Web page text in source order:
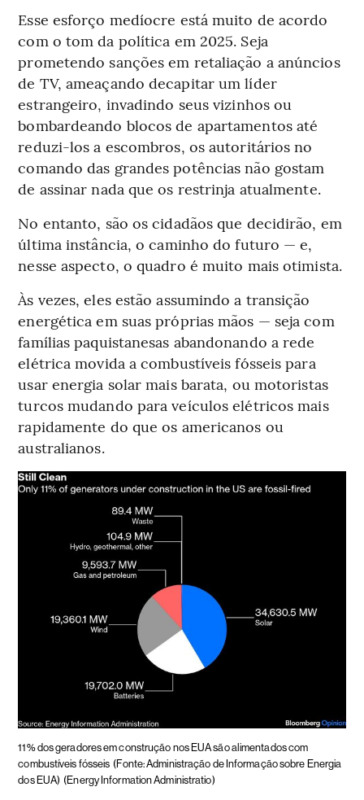
Esse esforço medíocre está muito de acordo
com o tom da política em 2025. Seja
prometendo sanções em retaliação a anúncios
de TV, ameaçando decapitar um líder
estrangeiro, invadindo seus vizinhos ou
bombardeando blocos de apartamentos até
reduzi-los a escombros, os autoritários no
comando das grandes potências não gostam
de assinar nada que os restrinja atualmente.
No entanto, são os cidadãos que decidirão, em
última instância, o caminho do futuro — e,
nesse aspecto, o quadro é muito mais otimista.
Às vezes, eles estão assumindo a transição
energética em suas próprias mãos — seja com
famílias paquistanesas abandonando a rede
elétrica movida a combustíveis fósseis para
usar energia solar mais barata, ou motoristas
turcos mudando para veículos elétricos mais
rapidamente do que os americanos ou
australianos.
11% dos geradores em construção nos EUA são alimentados com
combustíveis fósseis (Fonte: Administração de Informação sobre Energia
dos EUA) (Energy Information Administratio)